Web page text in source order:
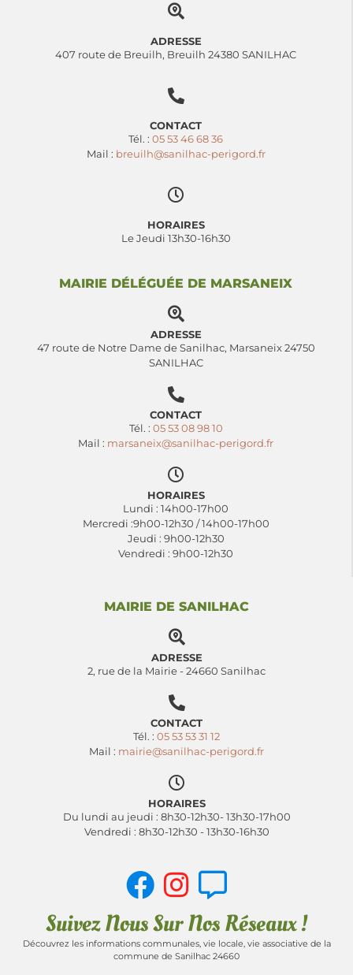
ADRESSE
407 route de Breuilh, Breuilh 24380 SANILHAC
CONTACT
Tél. : 05 53 46 68 36
Mail : breuilh@sanilhac-perigord.fr
HORAIRES
Le Jeudi 13h30-16h30
MAIRIE DÉLÉGUÉE DE MARSANEIX
ADRESSE
47 route de Notre Dame de Sanilhac, Marsaneix 24750
SANILHAC
CONTACT
Tél. : 05 53 08 98 10
Mail : marsaneix@sanilhac-perigord.fr
HORAIRES
Lundi : 14h00-17h00
Mercredi :9h00-12h30 / 14h00-17h00
Jeudi : 9h00-12h30
Vendredi : 9h00-12h30
MAIRIE DE SANILHAC
ADRESSE
2, rue de la Mairie - 24660 Sanilhac
CONTACT
Tél. : 05 53 53 31 12
Mail : mairie@sanilhac-perigord.fr
HORAIRES
Du lundi au jeudi : 8h30-12h30- 13h30-17h00
Vendredi : 8h30-12h30 - 13h30-16h30
Suivez Nous Sur Nos Réseaux !
Découvrez les informations communales, vie locale, vie associative de la
commune de Sanilhac 24660